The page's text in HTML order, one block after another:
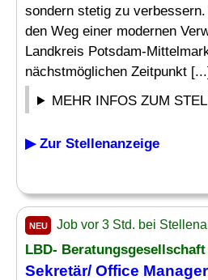
sondern stetig zu
den Weg einer modernen
Landkreis Potsdam-
nächstmöglichen Zeitpunkt
MEHR INFOS ZUM
▶ Zur Stellenanzeige
NEU Job vor 3 Std. bei
LBD-
Sekretär/ Office